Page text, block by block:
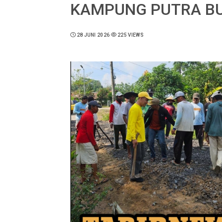
KAMPUNG PUTRA
28 JUNI 2026 225 VIEWS